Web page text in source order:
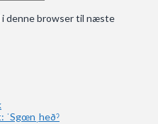
i denne browser til næste